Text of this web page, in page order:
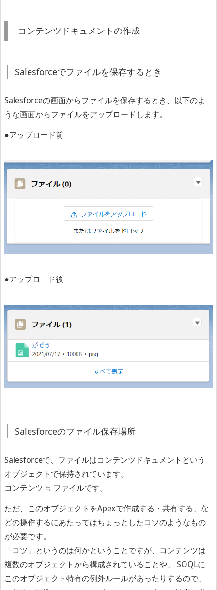
コンテンツドキュメントの作成
Salesforceでファイルを保存するとき
Salesforceの画面からファイルを保存するとき、以下のよ
うな画面からファイルをアップロードします。
●アップロード前
●アップロード後
Salesforceのファイル保存場所
Salesforceで、ファイルはコンテンツドキュメントという
オブジェクトで保持されています。
コンテンツ ≒ ファイルです。
ただ、このオブジェクトをApexで作成する・共有する、な
どの操作するにあたってはちょっとしたコツのようなもの
が必要です。
「コツ」というのは何かということですが、コンテンツは
複数のオブジェクトから構成されていることや、 SOQLに
このオブジェクト特有の例外ルールがあったりするので、